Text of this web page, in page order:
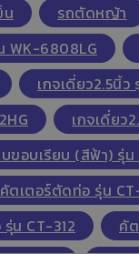
รถตัดหญ้า
WK-6808LG
เกจเดี่ยว2.5นิ้
เกจเดี่ยว
ขอบเรียบ (สีฟ้า) รุ่น
คัตเตอร์ตัดท่อ รุ่น
น CT-312
คั